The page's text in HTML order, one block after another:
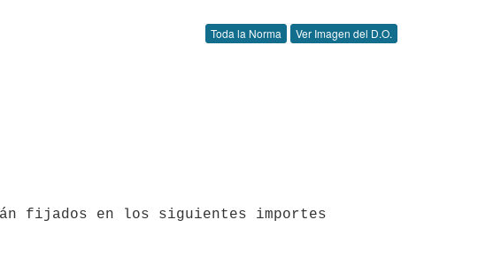
Toda la Norma Ver Imagen del D.O.